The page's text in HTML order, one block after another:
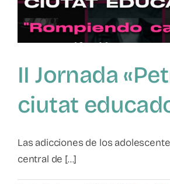
grave
social,
una
que
muchas
veces
II Jornada
ciutat
Las adicciones de los
central de [...]